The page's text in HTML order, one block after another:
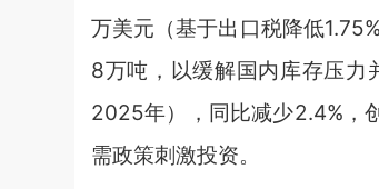
万美元（基于出口税降低
8万吨，以缓解国内库存压
2025年），同比减少2.4%，
需政策刺激投资。